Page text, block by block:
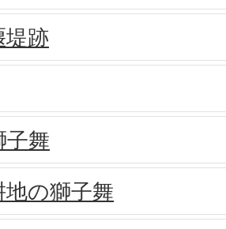
堤跡
子舞
の獅子舞